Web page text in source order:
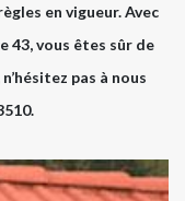
en vigueur. Avec
43, vous êtes sûr de
pas à nous